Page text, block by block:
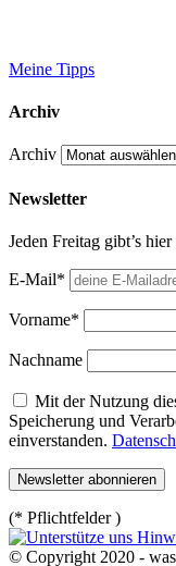
Meine Tipps
Archiv
Archiv
Newsletter
Jeden Freitag gibt’s
E-Mail*
Vorname*
Nachname
Mit der Nutzung
Speicherung und
einverstanden.
(* Pflichtfelder )
© Copyright 2020 -